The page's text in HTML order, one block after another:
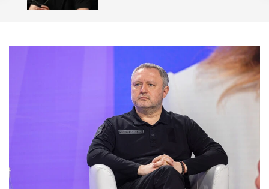
р
е
ж
у